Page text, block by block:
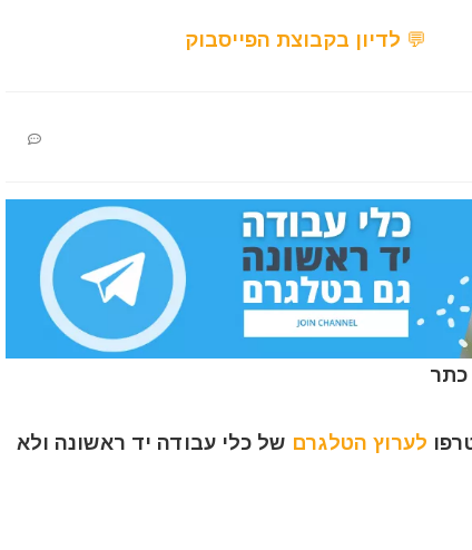
💬 לדיון בקבוצת הפייסבוק
לערוץ הטלגרם של כלי עבודה יד ראשונה ולא